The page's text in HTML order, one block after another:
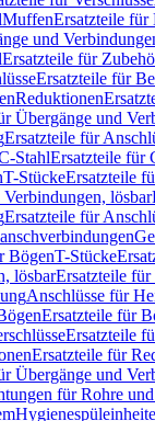
MuffenErsatzteile für
und
Ersatzteile für
Ersatzteile für
Reduktionen
Übergänge und
Ersatzteile für
StahlErsatzteile für
T-StückeErsatzteile
lösbar
Ersatzteile für
BögenT-Stücke
lösbarErsatzteile
Anschlüsse für
Ersatzteile für
Ersatzteile
Ersatzteile für
Übergänge und
für Rohre